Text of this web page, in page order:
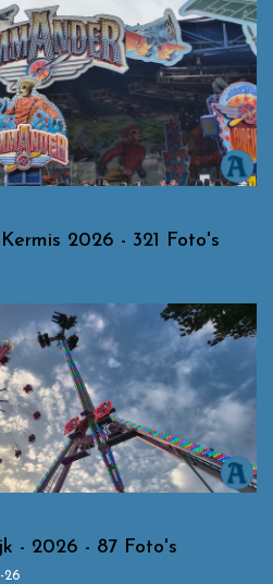
2026 - 321 Foto's
- 2026 - 87 Foto's
26